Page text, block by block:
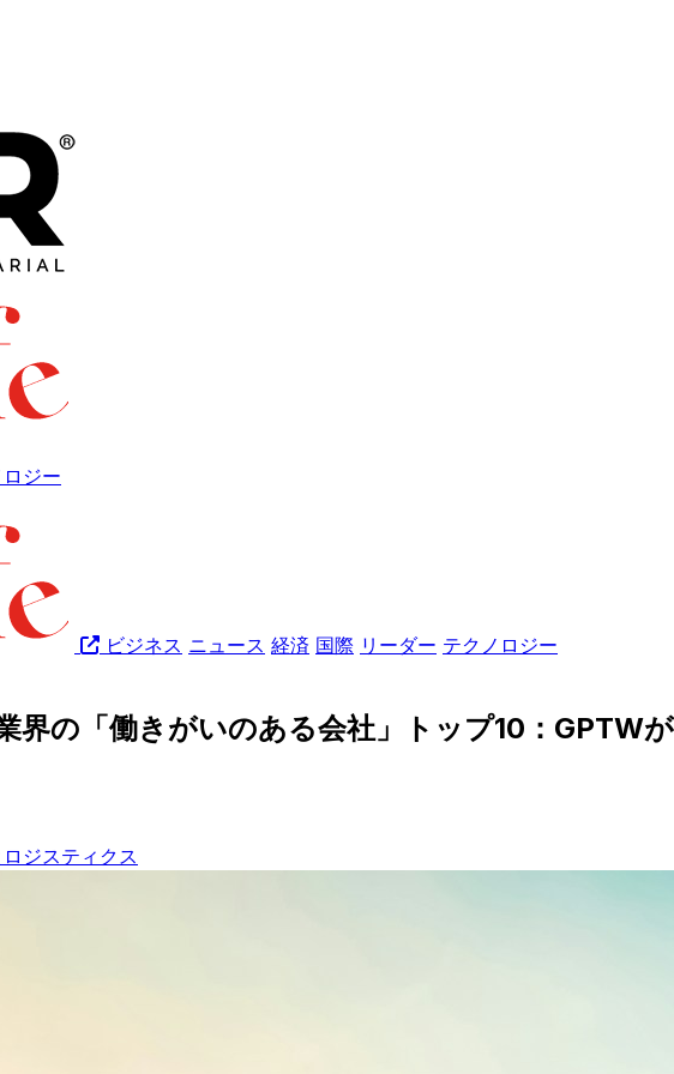
ジー
ビジネス ニュース 経済 国際 リーダー テクノロジー
界の「働きがいのある会社」トップ10：GPTW
ジスティクス